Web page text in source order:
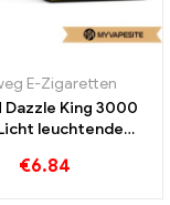
E-Zigaretten
Dazzle King 3000
leuchtende
€6.84